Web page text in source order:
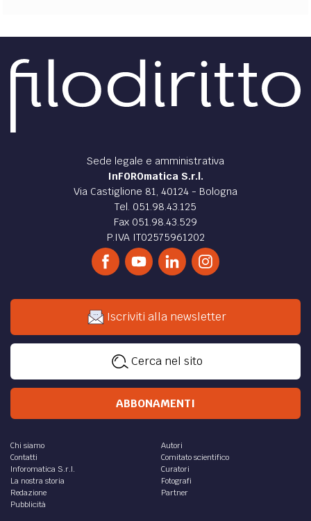
Sede legale e amministrativa
InFOROmatica S.r.l.
Via Castiglione 81, 40124 - Bologna
Tel. 051.98.43.125
Fax 051.98.43.529
P.IVA IT02575961202
Iscriviti alla newsletter
Cerca nel sito
ABBONAMENTI
Chi siamo
Contatti
Inforomatica S.r.l.
La nostra storia
Redazione
Pubblicità
Autori
Comitato scientifico
Curatori
Fotografi
Partner